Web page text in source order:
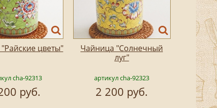
цветы"
cha-92313
руб.
Чайница "Солнечный
луг"
артикул cha-92323
2 200 руб.